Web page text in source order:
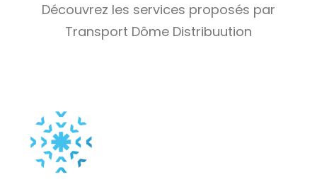
Découvrez les services proposés par
Transport Dôme Distribuution